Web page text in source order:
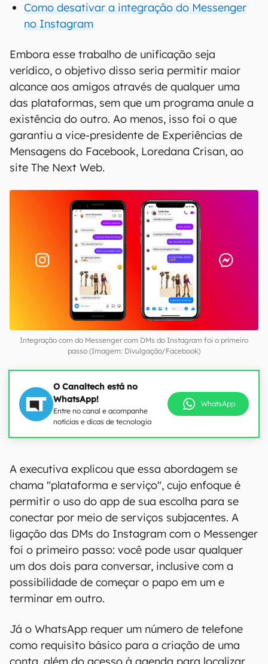
Como desativar a integração do Messenger
no Instagram
Embora esse trabalho de unificação seja
verídico, o objetivo disso seria permitir maior
alcance aos amigos através de qualquer uma
das plataformas, sem que um programa anule a
existência do outro. Ao menos, isso foi o que
garantiu a vice-presidente de Experiências de
Mensagens do Facebook, Loredana Crisan, ao
site The Next Web.
Integração com do Messenger com DMs do Instagram foi o primeiro
passo (Imagem: Divulgação/Facebook)
O Canaltech está no
WhatsApp!
Entre no canal e acompanhe
notícias e dicas de tecnologia
WhatsApp
A executiva explicou que essa abordagem se
chama "plataforma e serviço", cujo enfoque é
permitir o uso do app de sua escolha para se
conectar por meio de serviços subjacentes. A
ligação das DMs do Instagram com o Messenger
foi o primeiro passo: você pode usar qualquer
um dos dois para conversar, inclusive com a
possibilidade de começar o papo em um e
terminar em outro.
Já o WhatsApp requer um número de telefone
como requisito básico para a criação de uma